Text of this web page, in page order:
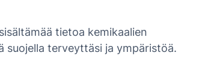
tietoa kemikaalien
suojella terveyttäsi ja ympäristöä.